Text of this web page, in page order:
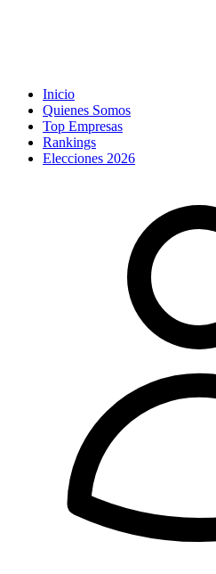
Inicio
Quienes Somos
Top Empresas
Rankings
Elecciones 2026